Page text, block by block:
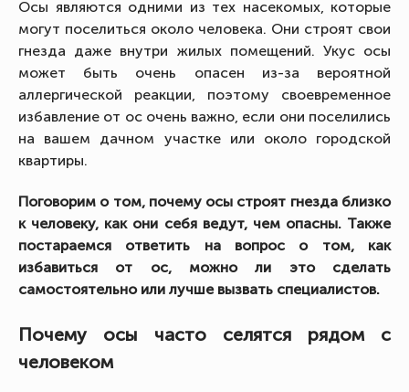
Осы являются одними из тех насекомых, которые
могут поселиться около человека. Они строят свои
гнезда даже внутри жилых помещений. Укус осы
может быть очень опасен из-за вероятной
аллергической реакции, поэтому своевременное
избавление от ос очень важно, если они поселились
на вашем дачном участке или около городской
квартиры.
Поговорим о том, почему осы строят гнезда близко
к человеку, как они себя ведут, чем опасны. Также
постараемся ответить на вопрос о том, как
избавиться от ос, можно ли это сделать
самостоятельно или лучше вызвать специалистов.
Почему осы часто селятся рядом с
человеком